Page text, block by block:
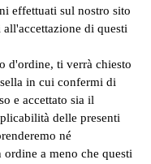
effettuati sul nostro sito
all'accettazione di questi
d'ordine, ti verrà chiesto
in cui confermi di
e accettato sia il
delle presenti
né
ordine a meno che questi